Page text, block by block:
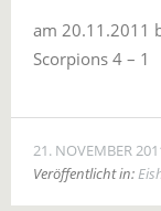
am 20.11.2011
Scorpions 4 – 1
21. NOVEMBER
Veröffentlicht in: